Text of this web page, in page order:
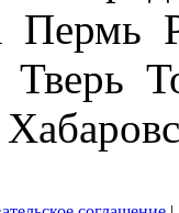
Пермь
Тверь